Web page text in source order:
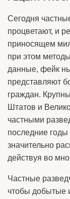
Сегодня
процветают, и
приносящем
при этом
данные, фейк
представляют
граждан.
Штатов и
частными
последние
значительно
действуя во
Частные
чтобы добытые